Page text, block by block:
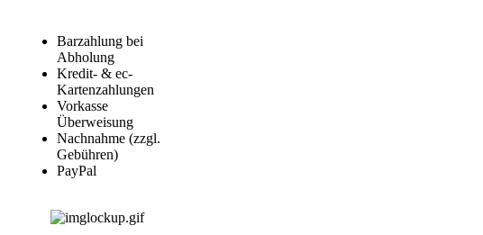
Barzahlung bei
Abholung
Kredit- & ec-
Kartenzahlungen
Vorkasse
Überweisung
Nachnahme (zzgl.
Gebühren)
PayPal